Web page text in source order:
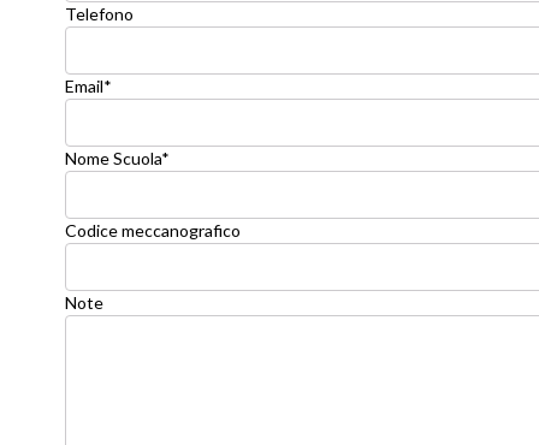
Telefono
Email*
Nome Scuola*
Codice meccanografico
Note